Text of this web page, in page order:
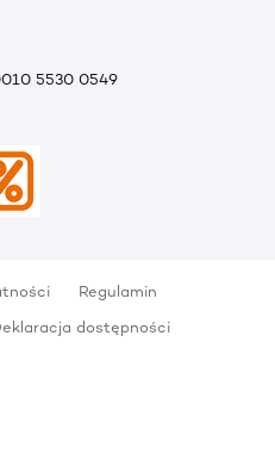
5530 0549
Regulamin
dostępności